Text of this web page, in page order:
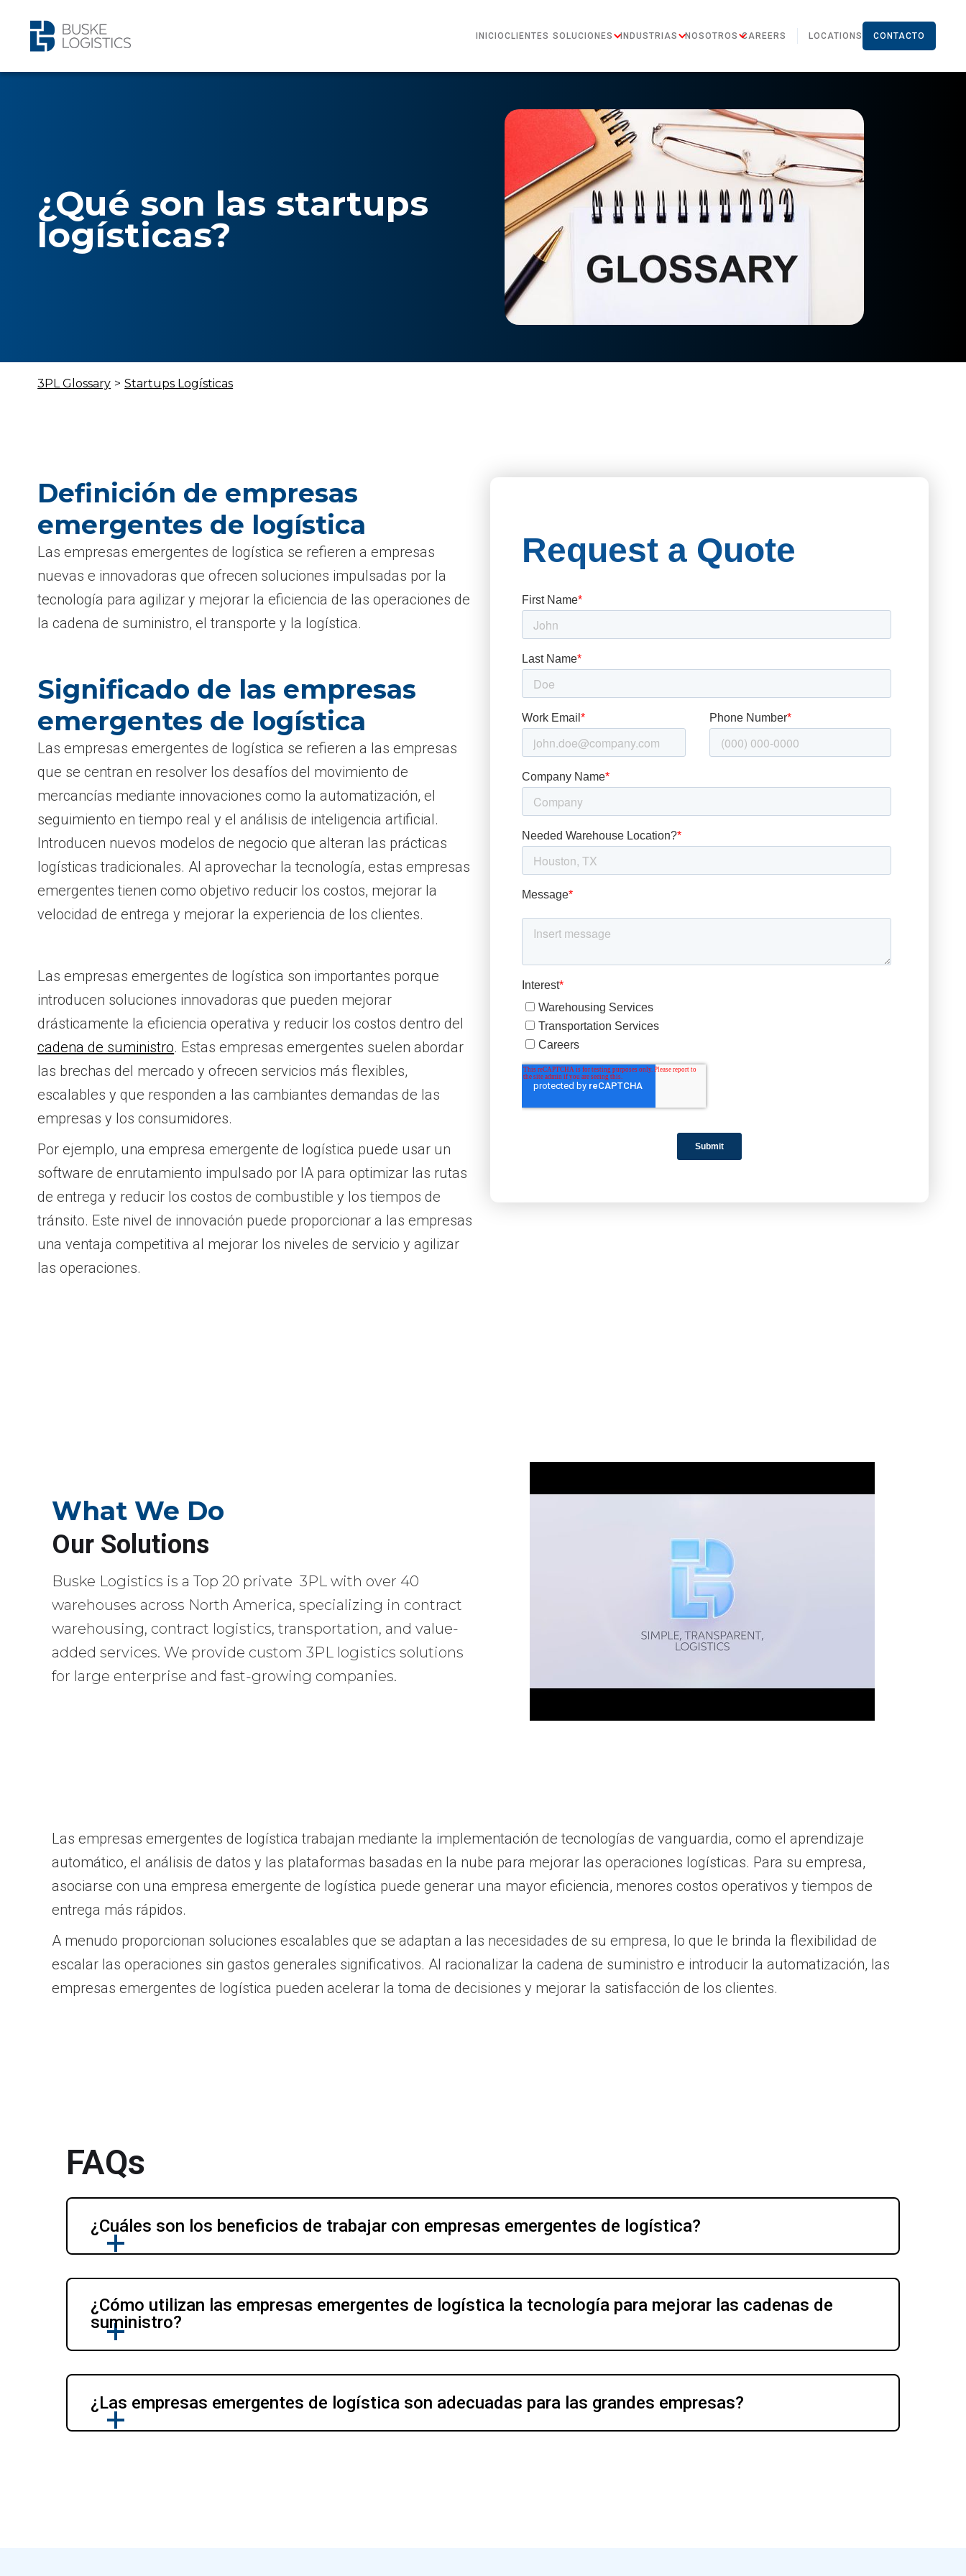
INICIOCLIENTES SOLUCIONES INDUSTRIAS NOSOTROS CAREERS LOCATIONS CONTACTO
¿Qué son las startups
logísticas?
3PL Glossary > Startups Logísticas
Definición de empresas
emergentes de logística
Las empresas emergentes de logística se refieren a empresas
nuevas e innovadoras que ofrecen soluciones impulsadas por la
tecnología para agilizar y mejorar la eficiencia de las operaciones de
la cadena de suministro, el transporte y la logística.
Significado de las empresas
emergentes de logística
Las empresas emergentes de logística se refieren a las empresas
que se centran en resolver los desafíos del movimiento de
mercancías mediante innovaciones como la automatización, el
seguimiento en tiempo real y el análisis de inteligencia artificial.
Introducen nuevos modelos de negocio que alteran las prácticas
logísticas tradicionales. Al aprovechar la tecnología, estas empresas
emergentes tienen como objetivo reducir los costos, mejorar la
velocidad de entrega y mejorar la experiencia de los clientes.
Las empresas emergentes de logística son importantes porque
introducen soluciones innovadoras que pueden mejorar
drásticamente la eficiencia operativa y reducir los costos dentro del
cadena de suministro. Estas empresas emergentes suelen abordar
las brechas del mercado y ofrecen servicios más flexibles,
escalables y que responden a las cambiantes demandas de las
empresas y los consumidores.
Por ejemplo, una empresa emergente de logística puede usar un
software de enrutamiento impulsado por IA para optimizar las rutas
de entrega y reducir los costos de combustible y los tiempos de
tránsito. Este nivel de innovación puede proporcionar a las empresas
una ventaja competitiva al mejorar los niveles de servicio y agilizar
las operaciones.
What We Do
Our Solutions
Buske Logistics is a Top 20 private 3PL with over 40
warehouses across North America, specializing in contract
warehousing, contract logistics, transportation, and value-
added services. We provide custom 3PL logistics solutions
for large enterprise and fast-growing companies.
Las empresas emergentes de logística trabajan mediante la implementación de tecnologías de vanguardia, como el aprendizaje
automático, el análisis de datos y las plataformas basadas en la nube para mejorar las operaciones logísticas. Para su empresa,
asociarse con una empresa emergente de logística puede generar una mayor eficiencia, menores costos operativos y tiempos de
entrega más rápidos.
A menudo proporcionan soluciones escalables que se adaptan a las necesidades de su empresa, lo que le brinda la flexibilidad de
escalar las operaciones sin gastos generales significativos. Al racionalizar la cadena de suministro e introducir la automatización, las
empresas emergentes de logística pueden acelerar la toma de decisiones y mejorar la satisfacción de los clientes.
FAQs
¿Cuáles son los beneficios de trabajar con empresas emergentes de logística?
¿Cómo utilizan las empresas emergentes de logística la tecnología para mejorar las cadenas de
suministro?
¿Las empresas emergentes de logística son adecuadas para las grandes empresas?